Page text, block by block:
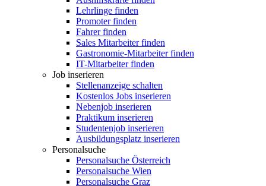
Lehrlinge finden
Promoter finden
Fahrer finden
Sales Mitarbeiter finden
Gastronomie-Mitarbeiter finden
IT-Mitarbeiter finden
Job inserieren
Stellenanzeige schalten
Kostenlos Jobs inserieren
Nebenjob inserieren
Praktikum inserieren
Studentenjob inserieren
Ausbildungsplatz inserieren
Personalsuche
Personalsuche Österreich
Personalsuche Wien
Personalsuche Graz